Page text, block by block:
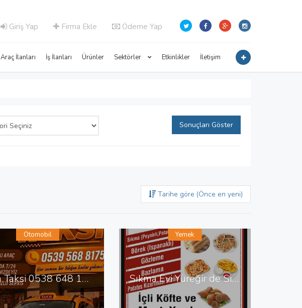
Giriş Yap Firma Ekle Ödeme Yap
Araç İlanları İş İlanları Ürünler Sektörler Etkinlikler İletişim
Sonuçları Göster
Tarihe göre (Önce en yeni)
Zara Taksi 0538 648 12 87 Zara da Taksi
Otomobil
Sıkma Evi Yüreğir de Sıkma Evi
Yemek